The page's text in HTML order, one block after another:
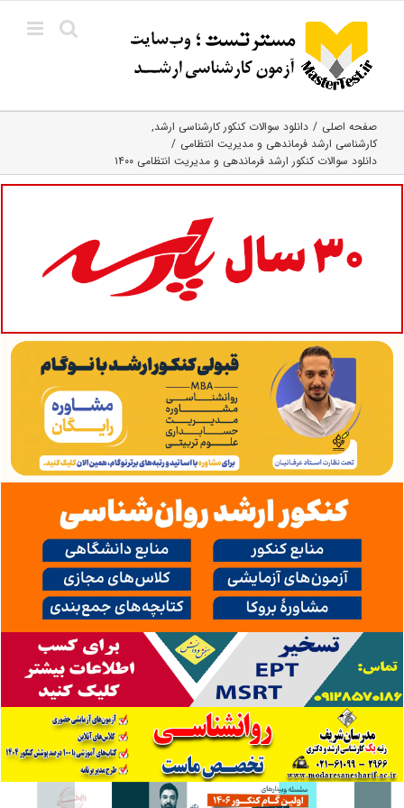
content
صفحه اصلی
دانلود سوالات کنکور کارشناسی ارشد
کارشناسی ارشد فرماندهی و مدیریت انتظامی
دانلود سوالات کنکور ارشد فرماندهی و مدیریت انتظامی ۱۴۰۰